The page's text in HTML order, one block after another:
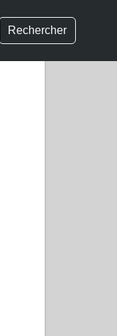
Rechercher